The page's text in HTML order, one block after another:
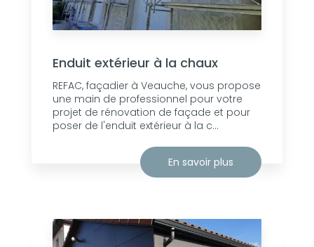
Enduit extérieur à la chaux
REFAC, façadier à Veauche, vous propose
une main de professionnel pour votre
projet de rénovation de façade et pour
poser de l'enduit extérieur à la c...
En savoir plus